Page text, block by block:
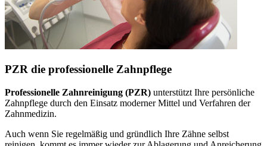
PZR die professionelle Zahnpflege
Professionelle Zahnreinigung (PZR) unterstützt Ihre persönliche
Zahnpflege durch den Einsatz moderner Mittel und Verfahren der
Zahnmedizin.
Auch wenn Sie regelmäßig und gründlich Ihre Zähne selbst